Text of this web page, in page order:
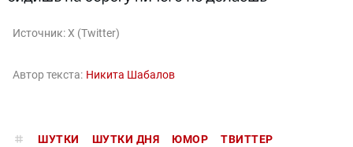
Источник:X (Twitter)
Автор текста: Никита Шабалов
ШУТКИ ШУТКИ ДНЯ ЮМОР ТВИТТЕР